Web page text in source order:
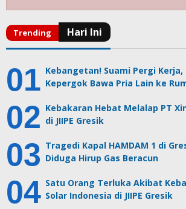
Kebangetan! Suami Pergi
Kepergok Bawa Pria Lain ke
Kebakaran Hebat Melalap PT
di JIIPE Gresik
Tragedi Kapal HAMDAM 1 di
Diduga Hirup Gas Beracun
Satu Orang Terluka Akibat
Solar Indonesia di JIIPE Gresik